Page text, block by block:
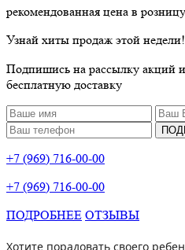
рекомендованная цена в розницу
Узнай хиты продаж этой недели!
Подпишись на рассылку акций
бесплатную доставку
+7 (969) 716-00-00
+7 (969) 716-00-00
ПОДРОБНЕЕ ОТЗЫВЫ
Хотите порадовать своего